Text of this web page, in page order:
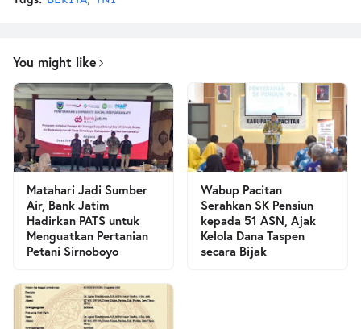
You might like
Matahari Jadi Sumber
Air, Bank Jatim
Hadirkan PATS untuk
Menguatkan Pertanian
Petani Sirnoboyo
Wabup Pacitan
Serahkan SK Pensiun
kepada 51 ASN, Ajak
Kelola Dana Taspen
secara Bijak